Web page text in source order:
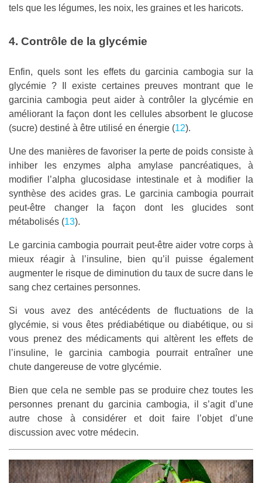
tels que les légumes, les noix, les graines et les haricots.
4. Contrôle de la glycémie
Enfin, quels sont les effets du garcinia cambogia sur la
glycémie ? Il existe certaines preuves montrant que le
garcinia cambogia peut aider à contrôler la glycémie en
améliorant la façon dont les cellules absorbent le glucose
(sucre) destiné à être utilisé en énergie (12).
Une des manières de favoriser la perte de poids consiste à
inhiber les enzymes alpha amylase pancréatiques, à
modifier l’alpha glucosidase intestinale et à modifier la
synthèse des acides gras. Le garcinia cambogia pourrait
peut-être changer la façon dont les glucides sont
métabolisés (13).
Le garcinia cambogia pourrait peut-être aider votre corps à
mieux réagir à l’insuline, bien qu’il puisse également
augmenter le risque de diminution du taux de sucre dans le
sang chez certaines personnes.
Si vous avez des antécédents de fluctuations de la
glycémie, si vous êtes prédiabétique ou diabétique, ou si
vous prenez des médicaments qui altèrent les effets de
l’insuline, le garcinia cambogia pourrait entraîner une
chute dangereuse de votre glycémie.
Bien que cela ne semble pas se produire chez toutes les
personnes prenant du garcinia cambogia, il s’agit d’une
autre chose à considérer et doit faire l’objet d’une
discussion avec votre médecin.